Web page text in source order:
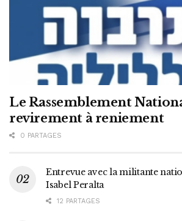
Le Rassemblement
revirement à reniement
0 PARTAGES
Entrevue avec la militante
Isabel Peralta
12 PARTAGES